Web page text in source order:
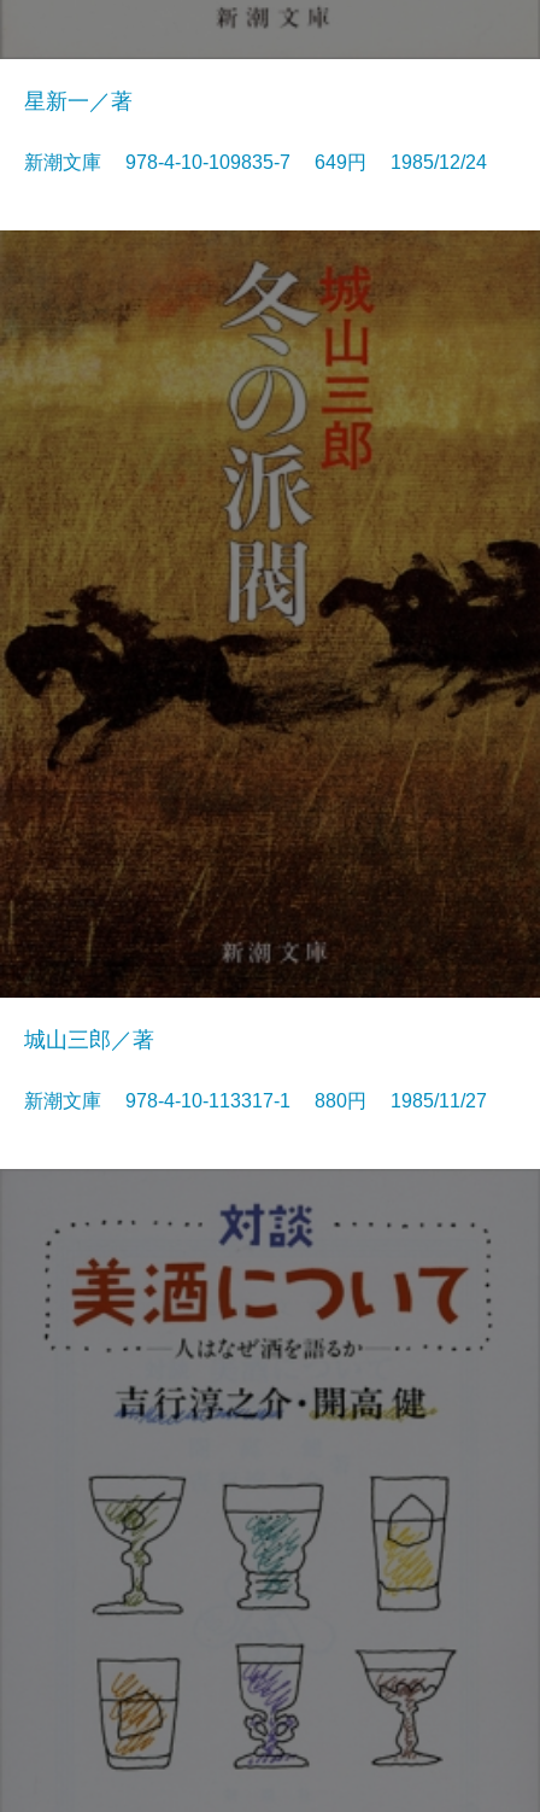
星新一／著
新潮文庫 978-4-10-109835-7 649円 1985/12/24
城山三郎／著
新潮文庫 978-4-10-113317-1 880円 1985/11/27